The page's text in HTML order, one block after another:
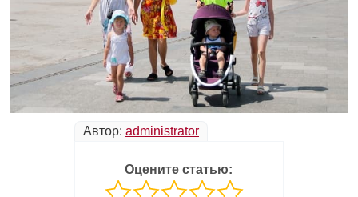
Автор: administrator
Оцените статью: